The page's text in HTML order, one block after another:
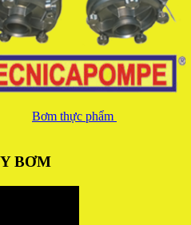
Bơm thực phẩm
BƠM